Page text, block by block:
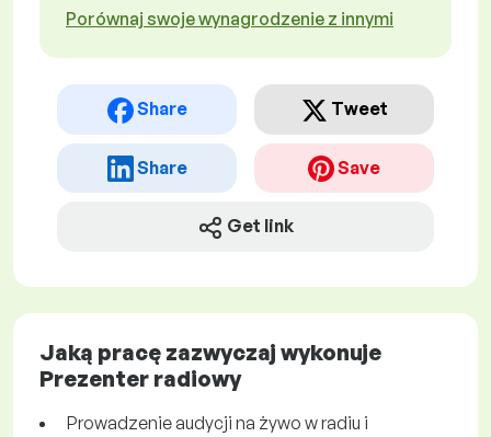
Porównaj swoje wynagrodzenie z innymi
Share Tweet
Share Save
Get link
Jaką pracę zazwyczaj wykonuje
Prezenter radiowy
Prowadzenie audycji na żywo w radiu i